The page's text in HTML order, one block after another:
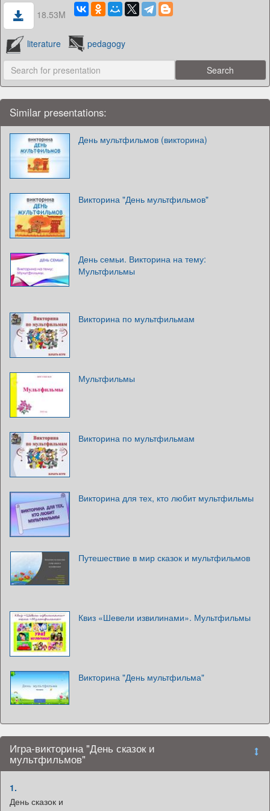
18.53M
literature pedagogy
Similar presentations:
День мультфильмов (викторина)
Викторина "День мультфильмов"
День семьи. Викторина на тему:
Мультфильмы
Викторина по мультфильмам
Мультфильмы
Викторина по мультфильмам
Викторина для тех, кто любит мультфильмы
Путешествие в мир сказок и мультфильмов
Квиз «Шевели извилинами». Мультфильмы
Викторина "День мультфильма"
Игра-викторина "День сказок и
мультфильмов"
1.
День сказок и